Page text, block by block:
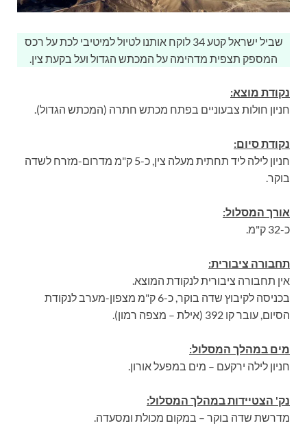
שביל ישראל קטע 34 לוקח אותנו לטיול למיטיבי לכת על רכס
המספק תצפית מדהימה על המכתש הגדול ועל בקעת צין.
נקודת מוצא:
חניון חולות צבעוניים בפתח מכתש חתרה (המכתש הגדול).
נקודת סיום:
חניון לילה ליד תחתית מעלה צין, כ-5 ק"מ מדרום-מזרח לשדה
בוקר.
אורך המסלול:
כ-32 ק"מ.
תחבורה ציבורית:
אין תחבורה ציבורית לנקודת המוצא.
בכניסה לקיבוץ שדה בוקר, כ-6 ק"מ מצפון-מערב לנקודת
הסיום, עובר קו 392 (אילת – מצפה רמון).
מים במהלך המסלול:
חניון לילה ירקעם – מים במפעל אורון.
נק' הצטיידות במהלך המסלול:
מדרשת שדה בוקר – במקום מכולת ומסעדה.